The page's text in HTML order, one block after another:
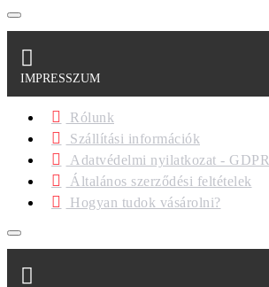
IMPRESSZUM
Rólunk
Szállítási információk
Adatvédelmi nyilatkozat - GDPR
Általános szerződési feltételek
Hogyan tudok vásárolni?